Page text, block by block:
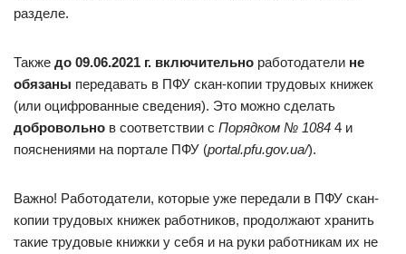
разделе.
Также до 09.06.2021 г. включительно работодатели не
обязаны передавать в ПФУ скан-копии трудовых книжек
(или оцифрованные сведения). Это можно сделать
добровольно в соответствии с Порядком № 1084 4 и
пояснениями на портале ПФУ (portal.pfu.gov.ua/).
Важно! Работодатели, которые уже передали в ПФУ скан-
копии трудовых книжек работников, продолжают хранить
такие трудовые книжки у себя и на руки работникам их не